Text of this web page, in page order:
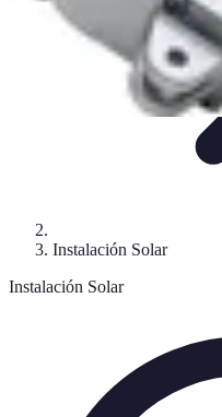
Instalación Solar
Instalación Solar